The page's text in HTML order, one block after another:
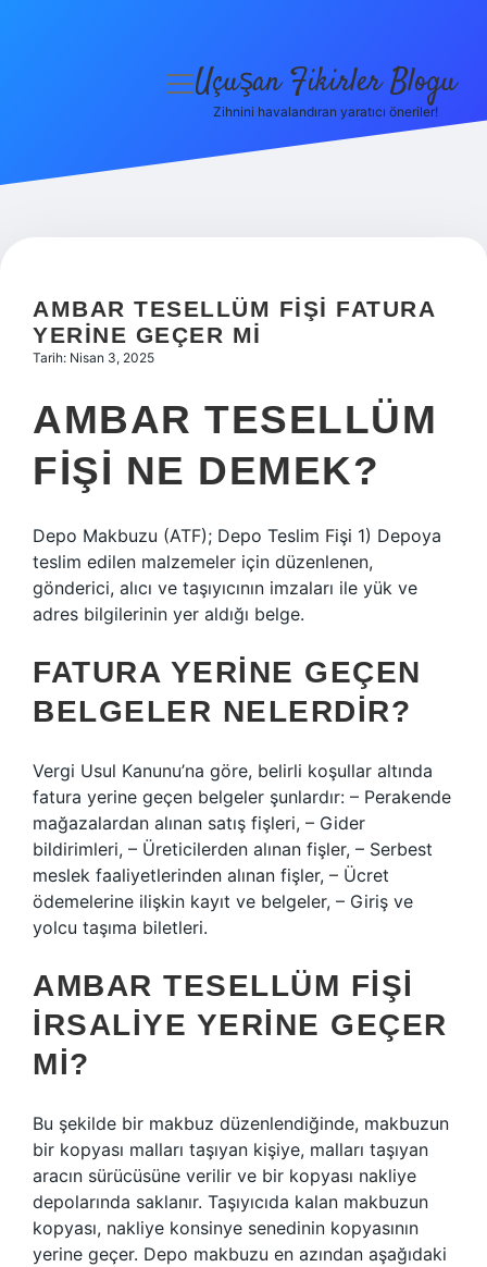
Hakkımızda
menüyü
Uçuşan Fikirler Blogu
Zihnini havalandıran yaratıcı öneriler!
AMBAR TESELLÜM FIŞI FATURA
YERINE GEÇER MI
Tarih: Nisan 3, 2025
AMBAR TESELLÜM
FIŞI NE DEMEK?
Depo Makbuzu (ATF); Depo Teslim Fişi 1) Depoya
teslim edilen malzemeler için düzenlenen,
gönderici, alıcı ve taşıyıcının imzaları ile yük ve
adres bilgilerinin yer aldığı belge.
FATURA YERINE GEÇEN
BELGELER NELERDIR?
Vergi Usul Kanunu’na göre, belirli koşullar altında
fatura yerine geçen belgeler şunlardır: – Perakende
mağazalardan alınan satış fişleri, – Gider
bildirimleri, – Üreticilerden alınan fişler, – Serbest
meslek faaliyetlerinden alınan fişler, – Ücret
ödemelerine ilişkin kayıt ve belgeler, – Giriş ve
yolcu taşıma biletleri.
AMBAR TESELLÜM FIŞI
IRSALIYE YERINE GEÇER
MI?
Bu şekilde bir makbuz düzenlendiğinde, makbuzun
bir kopyası malları taşıyan kişiye, malları taşıyan
aracın sürücüsüne verilir ve bir kopyası nakliye
depolarında saklanır. Taşıyıcıda kalan makbuzun
kopyası, nakliye konsinye senedinin kopyasının
yerine geçer. Depo makbuzu en azından aşağıdaki